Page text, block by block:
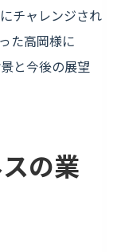
チャレンジされ
た高岡様に
と今後の展望
の業